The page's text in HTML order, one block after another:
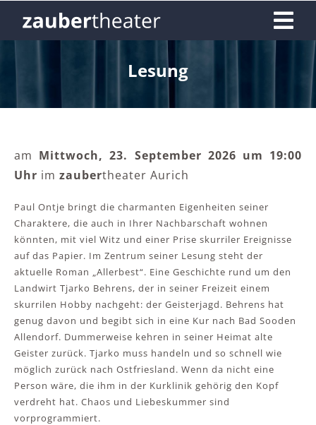
Termine & Tickets
Gutscheine
Exklusivbuchung
Fragen
Kontakt
Lesung
am Mittwoch, 23. September 2026 um 19:00
Uhr im zaubertheater Aurich
Paul Ontje bringt die charmanten Eigenheiten seiner
Charaktere, die auch in Ihrer Nachbarschaft wohnen
könnten, mit viel Witz und einer Prise skurriler Ereignisse
auf das Papier. Im Zentrum seiner Lesung steht der
aktuelle Roman „Allerbest“. Eine Geschichte rund um den
Landwirt Tjarko Behrens, der in seiner Freizeit einem
skurrilen Hobby nachgeht: der Geisterjagd. Behrens hat
genug davon und begibt sich in eine Kur nach Bad Sooden
Allendorf. Dummerweise kehren in seiner Heimat alte
Geister zurück. Tjarko muss handeln und so schnell wie
möglich zurück nach Ostfriesland. Wenn da nicht eine
Person wäre, die ihm in der Kurklinik gehörig den Kopf
verdreht hat. Chaos und Liebeskummer sind
vorprogrammiert.